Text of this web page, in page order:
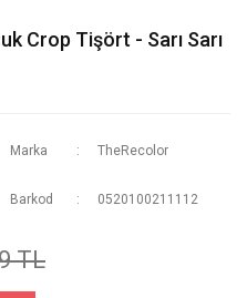
Crop Tişört - Sarı Sarı
Marka TheRecolor
Barkod 0520100211112
TL